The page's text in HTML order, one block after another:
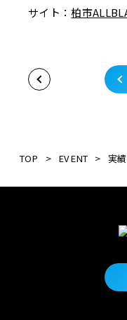
サイト：柏市
TOP > EVENT > 実績